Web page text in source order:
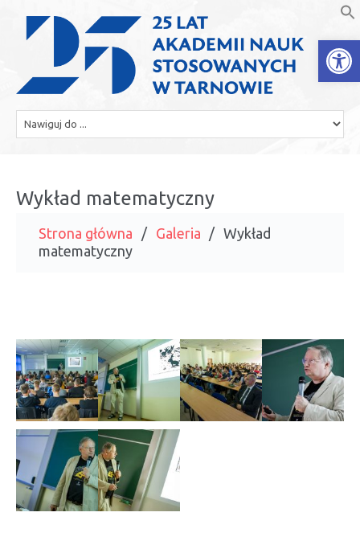
Wykład matematyczny
Strona główna Galeria
Wykład
matematyczny